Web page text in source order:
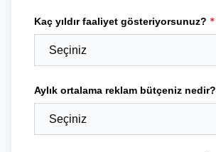
Kaç yıldır faaliyet gösteriyorsunuz? *
Aylık ortalama reklam bütçeniz nedir?